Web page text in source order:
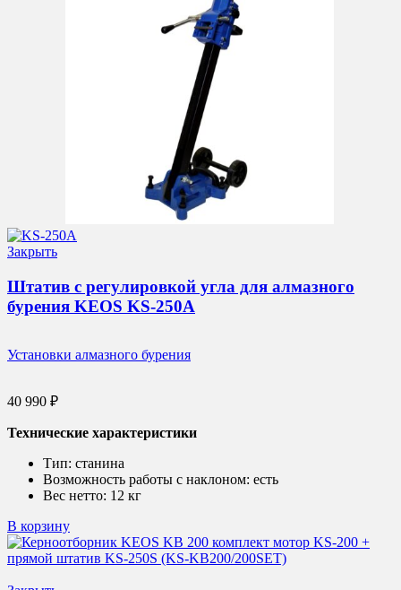
Закрыть
Штатив с регулировкой угла для алмазного
бурения KEOS KS-250A
Установки алмазного бурения
40 990 ₽
Технические характеристики
Тип: станина
Возможность работы с наклоном: есть
Вес нетто: 12 кг
В корзину